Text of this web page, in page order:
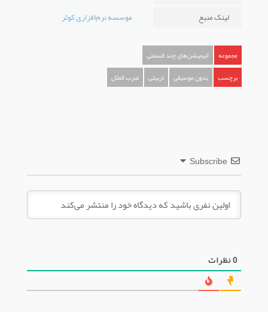
لینک منبع
موسسه نرم‌افزاری کوثر
مجموعه
انیمیشن‌های چند قسمتی
برچسب
بدون موسیقی تربیتی ضرب المثل
Subscribe
0نظرات